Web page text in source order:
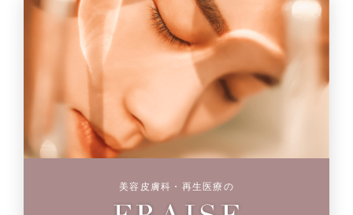
美容皮膚科・再生医療の